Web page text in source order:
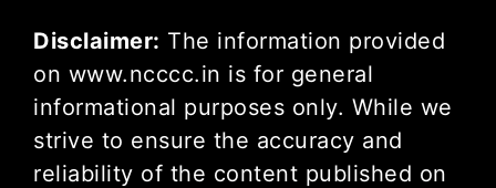
Disclaimer: The information provided
on www.ncccc.in is for general
informational purposes only. While we
strive to ensure the accuracy and
reliability of the content published on